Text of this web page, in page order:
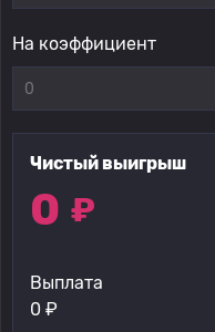
На коэффициент
Чистый выигрыш
0 ₽
Выплата
0 ₽